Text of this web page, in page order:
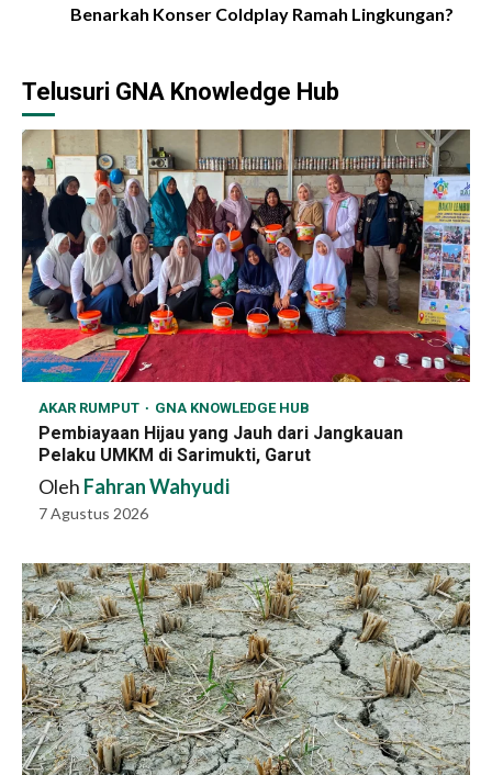
Benarkah Konser Coldplay Ramah Lingkungan?
Telusuri GNA Knowledge Hub
AKAR RUMPUT GNA KNOWLEDGE HUB
Pembiayaan Hijau yang Jauh dari Jangkauan
Pelaku UMKM di Sarimukti, Garut
Oleh Fahran Wahyudi
7 Agustus 2026